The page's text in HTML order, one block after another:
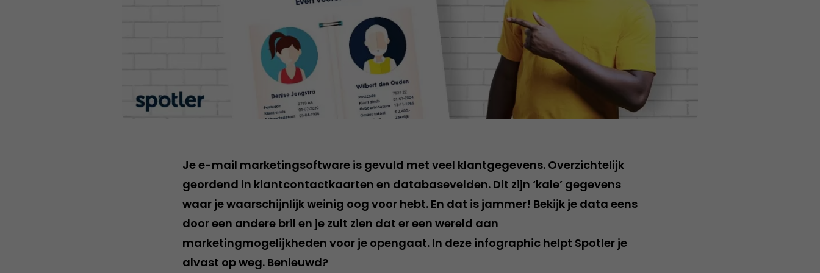
Je e-mail marketingsoftware is gevuld met veel klantgegevens. Overzichtelijk
geordend in klantcontactkaarten en databasevelden. Dit zijn ‘kale’ gegevens
waar je waarschijnlijk weinig oog voor hebt. En dat is jammer! Bekijk je data eens
door een andere bril en je zult zien dat er een wereld aan
marketingmogelijkheden voor je opengaat. In deze infographic helpt Spotler je
alvast op weg. Benieuwd?